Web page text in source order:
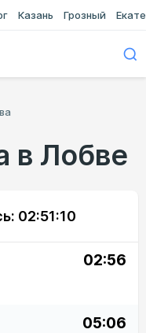
Казань Грозный
в Лобве
02:51:10
02:56
05:06